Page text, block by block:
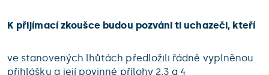
K přijímací zkoušce budou pozváni ti uchazeči, kteří
ve stanovených lhůtách předložili řádně vyplněnou
přihlášku a její povinné přílohy 2,3 a 4